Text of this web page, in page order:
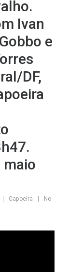
Ivan
e
DF,
maio
Capoeira
No